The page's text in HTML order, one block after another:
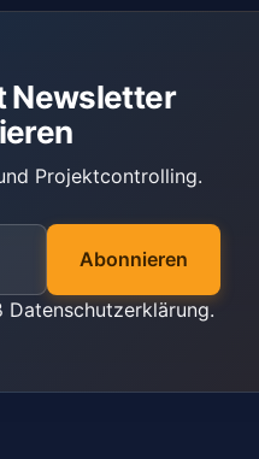
Newsletter
Projektcontrolling.
Abonnieren
Datenschutzerklärung.